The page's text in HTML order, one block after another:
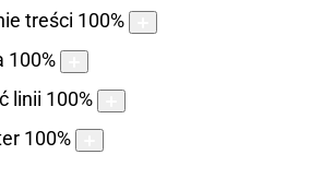
treści 100%
100%
linii 100%
100%